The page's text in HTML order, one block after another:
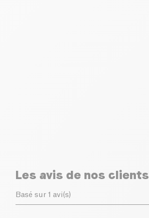
Les avis de nos clients
Basé sur 1 avi(s)